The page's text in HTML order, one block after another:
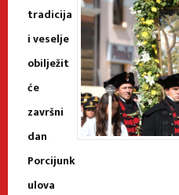
tradicija
i veselje
obilježit
će
završni
dan
Porcijunk
ulova